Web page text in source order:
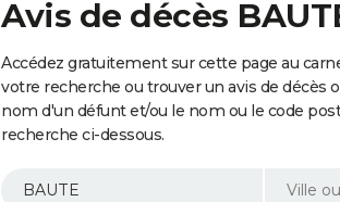
Avis de décès
Accédez gratuitement sur cette page au
votre recherche ou trouver un avis de décès
nom d'un défunt et/ou le nom ou le code
recherche ci-dessous.